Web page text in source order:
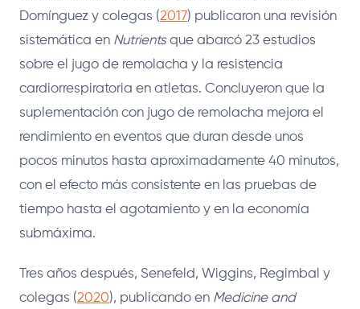
Domínguez y colegas (2017) publicaron una revisión
sistemática en Nutrientsque abarcó 23 estudios
sobre el jugo de remolacha y la resistencia
cardiorrespiratoria en atletas. Concluyeron que la
suplementación con jugo de remolacha mejora el
rendimiento en eventos que duran desde unos
pocos minutos hasta aproximadamente 40 minutos,
con el efecto más consistente en las pruebas de
tiempo hasta el agotamiento y en la economía
submáxima.
Tres años después, Senefeld, Wiggins, Regimbal y
colegas (2020), publicando en Medicine and